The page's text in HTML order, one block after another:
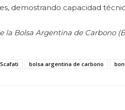
demostrando capacidad
la Bolsa Argentina de Carbono
bolsa argentina de carbono